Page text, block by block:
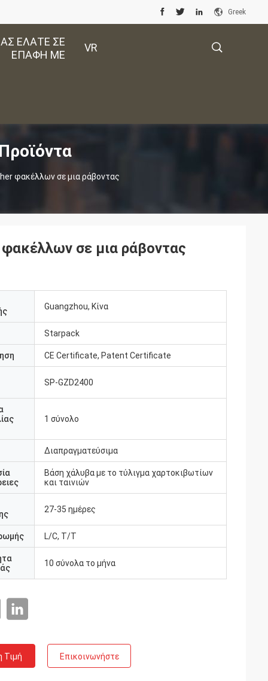
Greek
ΕΛΆΤΕ ΣΕ
ΕΠΑΦΉ ΜΕ
VR
φακέλλων σε μια ράβοντας
σε μια ράβοντας
Guangzhou, Κίνα
Starpack
CE Certificate, Patent Certificate
SP-GZD2400
1 σύνολο
Διαπραγματεύσιμα
Βάση χάλυβα με το τύλιγμα χαρτοκιβωτίων
και ταινιών
27-35 ημέρες
L/C, T/T
10 σύνολα το μήνα
Τιμή Επικοινωνήστε